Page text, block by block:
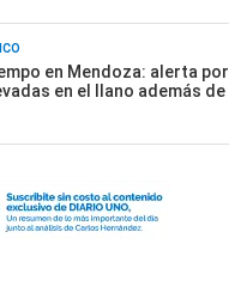
en Mendoza: alerta por
en el llano además de